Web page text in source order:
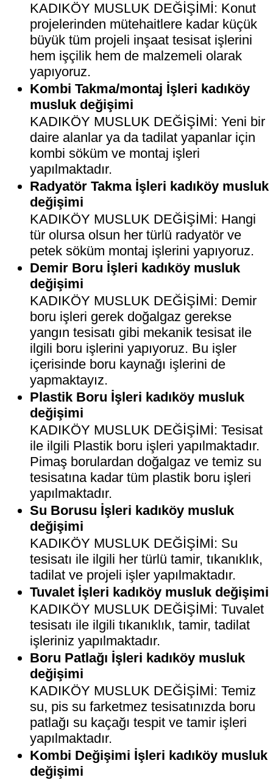
KADIKÖY MUSLUK DEĞİŞİMİ: Konut
projelerinden mütehaitlere kadar küçük
büyük tüm projeli inşaat tesisat işlerini
hem işçilik hem de malzemeli olarak
yapıyoruz.
Kombi Takma/montaj İşleri kadıköy
musluk değişimi
KADIKÖY MUSLUK DEĞİŞİMİ: Yeni bir
daire alanlar ya da tadilat yapanlar için
kombi söküm ve montaj işleri
yapılmaktadır.
Radyatör Takma İşleri kadıköy musluk
değişimi
KADIKÖY MUSLUK DEĞİŞİMİ: Hangi
tür olursa olsun her türlü radyatör ve
petek söküm montaj işlerini yapıyoruz.
Demir Boru İşleri kadıköy musluk
değişimi
KADIKÖY MUSLUK DEĞİŞİMİ: Demir
boru işleri gerek doğalgaz gerekse
yangın tesisatı gibi mekanik tesisat ile
ilgili boru işlerini yapıyoruz. Bu işler
içerisinde boru kaynağı işlerini de
yapmaktayız.
Plastik Boru İşleri kadıköy musluk
değişimi
KADIKÖY MUSLUK DEĞİŞİMİ: Tesisat
ile ilgili Plastik boru işleri yapılmaktadır.
Pimaş borulardan doğalgaz ve temiz su
tesisatına kadar tüm plastik boru işleri
yapılmaktadır.
Su Borusu İşleri kadıköy musluk
değişimi
KADIKÖY MUSLUK DEĞİŞİMİ: Su
tesisatı ile ilgili her türlü tamir, tıkanıklık,
tadilat ve projeli işler yapılmaktadır.
Tuvalet İşleri kadıköy musluk değişimi
KADIKÖY MUSLUK DEĞİŞİMİ: Tuvalet
tesisatı ile ilgili tıkanıklık, tamir, tadilat
işleriniz yapılmaktadır.
Boru Patlağı İşleri kadıköy musluk
değişimi
KADIKÖY MUSLUK DEĞİŞİMİ: Temiz
su, pis su farketmez tesisatınızda boru
patlağı su kaçağı tespit ve tamir işleri
yapılmaktadır.
Kombi Değişimi İşleri kadıköy musluk
değişimi